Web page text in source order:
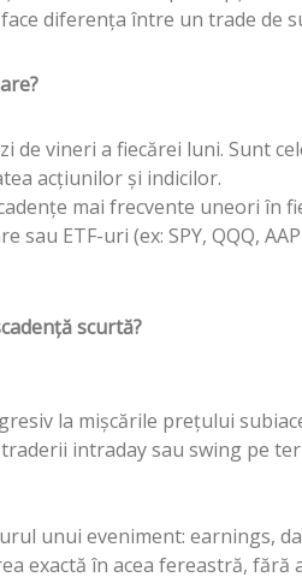
diferența între un trade de
de vineri a fiecărei luni. Sunt
acțiunilor și indicilor.
mai frecvente uneori în
ETF-uri (ex: SPY, QQQ,
scurtă?
la mișcările prețului
intraday sau swing pe
unui eveniment: earnings,
exactă în acea fereastră,